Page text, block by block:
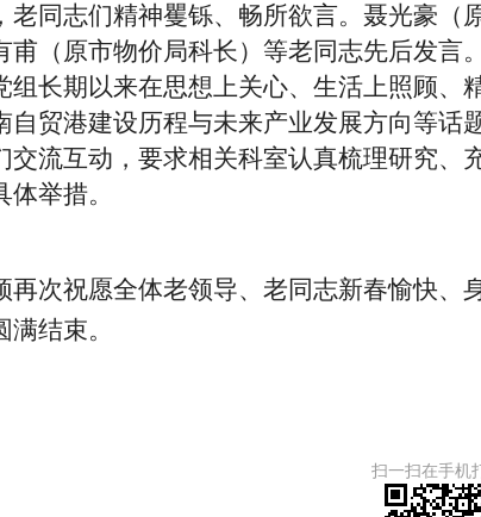
老同志们精神矍铄、畅所欲言。 聂光豪（
甫（原市物价局科长） 等老同志先后发言
组长期以来在思想上关心、生活上照顾、
自贸港建设历程与未来产业发展方向等话
交流互动 ， 要求相关科室认真梳理研究、
举措。
再次祝愿全体老领导、老同志新春愉快、
结束。
扫一扫在手机